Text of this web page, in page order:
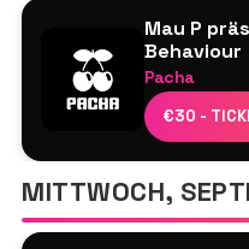
Mau P
Behaviour
Pacha
€30 -
Dennis Cruz
Franc Fala
Mau P
Miguelle &
MITTWOCH,